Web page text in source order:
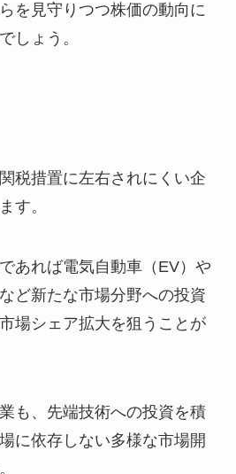
を見守りつつ株価の動向に
しょう。
税措置に左右されにくい企
す。
あれば電気自動車（EV）や
ど新たな市場分野への投資
場シェア拡大を狙うことが
も、先端技術への投資を積
に依存しない多様な市場開